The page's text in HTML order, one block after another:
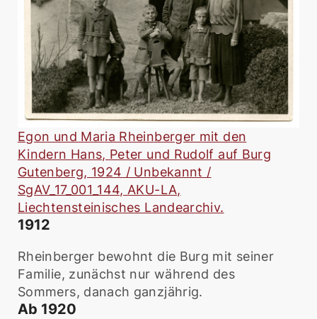
Egon und Maria Rheinberger mit den
Kindern Hans, Peter und Rudolf auf Burg
Gutenberg, 1924 / Unbekannt /
SgAV_17_001_144, AKU-LA,
Liechtensteinisches Landearchiv.
1912
Rheinberger bewohnt die Burg mit seiner
Familie, zunächst nur während des
Sommers, danach ganzjährig.
Ab 1920